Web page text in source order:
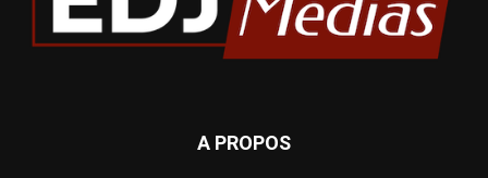
A PROPOS